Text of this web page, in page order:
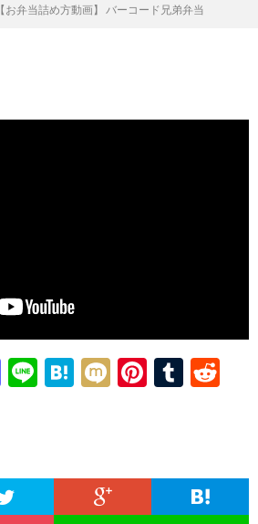
【お弁当詰め方動画】 バーコード兄弟弁当
M
o
Li H
a
M Pi
t
T
r
t